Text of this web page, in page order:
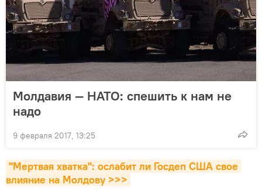
Молдавия — НАТО: спешить к нам не
надо
9 февраля 2017, 13:25
"Мертвая хватка": ослабит ли Госдеп США свое
влияние на Молдову >>>